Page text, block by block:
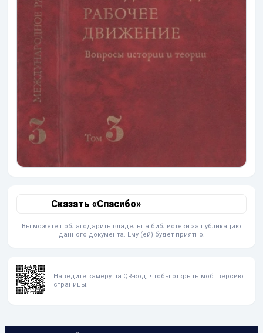
Сказать «Спасибо»
Вы можете поблагодарить владельца библиотеки за публикацию
данного документа. Ему (ей) будет приятно.
Наведите камеру на QR-код, чтобы открыть моб. версию
страницы.